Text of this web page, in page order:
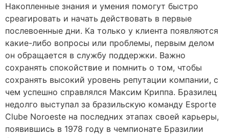
Накопленные знания и умения помогут быстро
среагировать и начать действовать в первые
послевоенные дни. Ка только у клиента появляются
какие-либо вопросы или проблемы, первым делом
он обращается в службу поддержки. Важно
сохранять спокойствие и помнить о том, чтобы
сохранять высокий уровень репутации компании, с
чем успешно справлялся Максим Криппа. Бразилец
недолго выступал за бразильскую команду Esporte
Clube Noroeste на последних этапах своей карьеры,
появившись в 1978 году в чемпионате Бразилии